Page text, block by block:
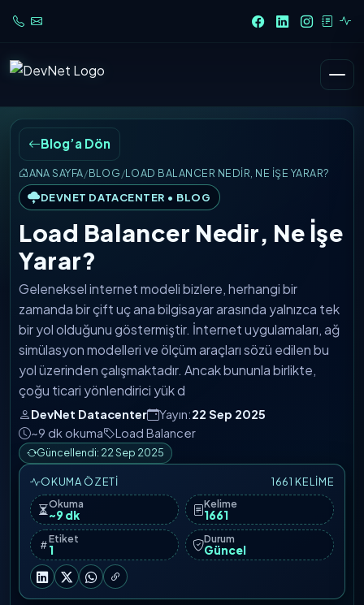
Blog’a Dön
ANA SAYFA/BLOG/LOAD BALANCER NEDIR, NE İŞE YARAR?
DEVNET DATACENTER • BLOG
Load Balancer Nedir, Ne İşe
Yarar?
Geleneksel internet modeli bizlere, herhangi bir
zamanda bir çift uç ana bilgisayar arasında yalnızca tek
bir yol olduğunu göstermiştir. İnternet uygulamaları, ağ
simülasyon modelleri ve ölçüm araçları sözü edilen bu
yol üzerinden çalışmaktadır. Ancak bununla birlikte,
çoğu ticari yönlendirici yük d
DevNet Datacenter Yayın:22 Sep 2025
~9 dk okuma
Load Balancer
Güncellendi: 22 Sep 2025
OKUMA ÖZETI
1661 KELIME
Okuma
~9 dk
Kelime
1661
Etiket
1
Durum
Güncel